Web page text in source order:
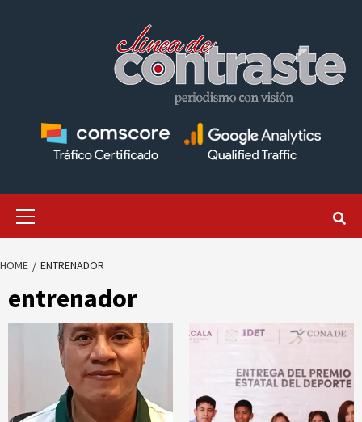
HOME ENTRENADOR
entrenador